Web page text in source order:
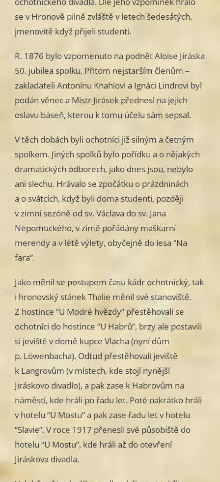
se v Hronově pilně zvláště v letech šedesátých,
jmenovitě když přijeli studenti.
R. 1876 bylo vzpomenuto na podnět Aloise Jiráska
50. jubilea spolku. Přitom nejstarším členům –
zakladateli Antonínu Knahlovi a Ignáci Lindrovi byl
podán věnec a Mistr Jirásek přednesl na jejich
oslavu báseň, kterou k tomu účelu sám sepsal.
V těch dobách byli ochotníci již silným a četným
spolkem. Jiných spolků bylo pořídku a o nějakých
dramatických odborech, jako dnes jsou, nebylo
ani slechu. Hrávalo se zpočátku o prázdninách
a o svátcích, když byli doma studenti, později
v zimní sezóně od sv. Václava do sv. Jana
Nepomuckého, v zimě pořádány maškarní
merendy a v létě výlety, obyčejně do lesa “Na
fara”.
Jako měnil se postupem času kádr ochotnický, tak
i hronovský stánek Thalie měnil své stanoviště.
Z hostince “U Modré hvězdy” přestěhovali se
ochotníci do hostince “U Habrů”, brzy ale postavili
si jeviště v domě kupce Vlacha (nyní dům
p. Löwenbacha). Odtud přestěhovali jeviště
k Langrovům (v místech, kde stojí nynější
Jiráskovo divadlo), a pak zase k Habrovům na
náměstí, kde hráli po řadu let. Poté nakrátko hráli
v hotelu “U Mostu” a pak zase řadu let v hotelu
“Slavie”. V roce 1917 přenesli své působiště do
hotelu “U Mostu”, kde hráli až do otevření
Jiráskova divadla.